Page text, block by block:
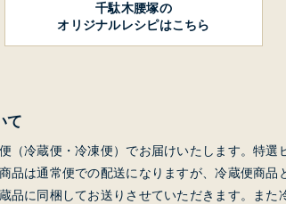
千駄木腰塚の
オリジナルレシピはこちら
て
（冷蔵便・冷凍便）でお届けいたします。特選
品は通常便での配送になりますが、冷蔵便商品
品に同梱してお送りさせていただきます。また